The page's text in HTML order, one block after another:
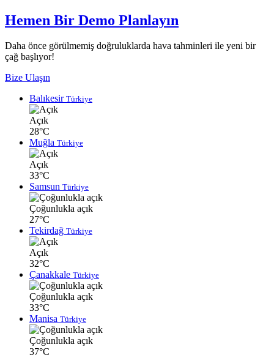
Hemen Bir Demo Planlayın
Daha önce görülmemiş doğruluklarda hava tahminleri ile yeni bir
çağ başlıyor!
Bize Ulaşın
Balıkesir Türkiye
Açık
28°C
Muğla Türkiye
Açık
33°C
Samsun Türkiye
Çoğunlukla açık
27°C
Tekirdağ Türkiye
Açık
32°C
Çanakkale Türkiye
Çoğunlukla açık
33°C
Manisa Türkiye
Çoğunlukla açık
37°C